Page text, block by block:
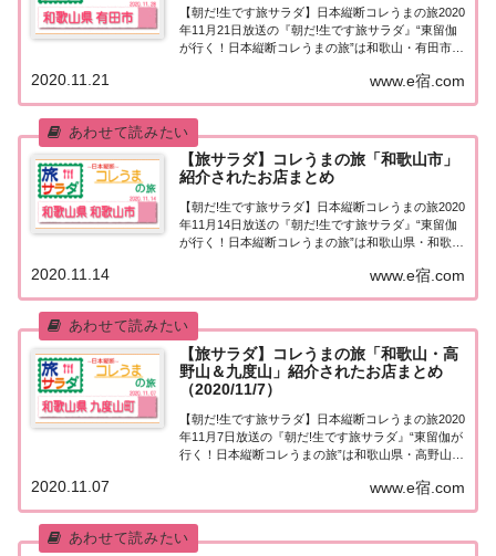
【朝だ!生です旅サラダ】日本縦断コレうまの旅2020
年11月21日放送の『朝だ!生です旅サラダ』“東留伽
が行く！日本縦断コレうまの旅”は和歌山・有田市＆
の有田みかんなど、紹介されたお店はこちら！コレ
うまの旅「和歌山・有田市＆有田川町」...
www.e宿.com
2020.11.21
【旅サラダ】コレうまの旅「和歌山市」
紹介されたお店まとめ
【朝だ!生です旅サラダ】日本縦断コレうまの旅2020
年11月14日放送の『朝だ!生です旅サラダ』“東留伽
が行く！日本縦断コレうまの旅”は和歌山県・和歌山
のできる「しらす丼」、絶品！新商品の「生レモン
ケーキ」など、紹介されたお店はこちら...
www.e宿.com
2020.11.14
【旅サラダ】コレうまの旅「和歌山・高
野山＆九度山」紹介されたお店まとめ
（2020/11/7）
【朝だ!生です旅サラダ】日本縦断コレうまの旅2020
年11月7日放送の『朝だ!生です旅サラダ』“東留伽が
行く！日本縦断コレうまの旅”は和歌山県・高野山＆
団子、そして松茸三昧！紹介されたお店はこちら！
コレうまの旅「和歌山・高野山＆九度山...
www.e宿.com
2020.11.07